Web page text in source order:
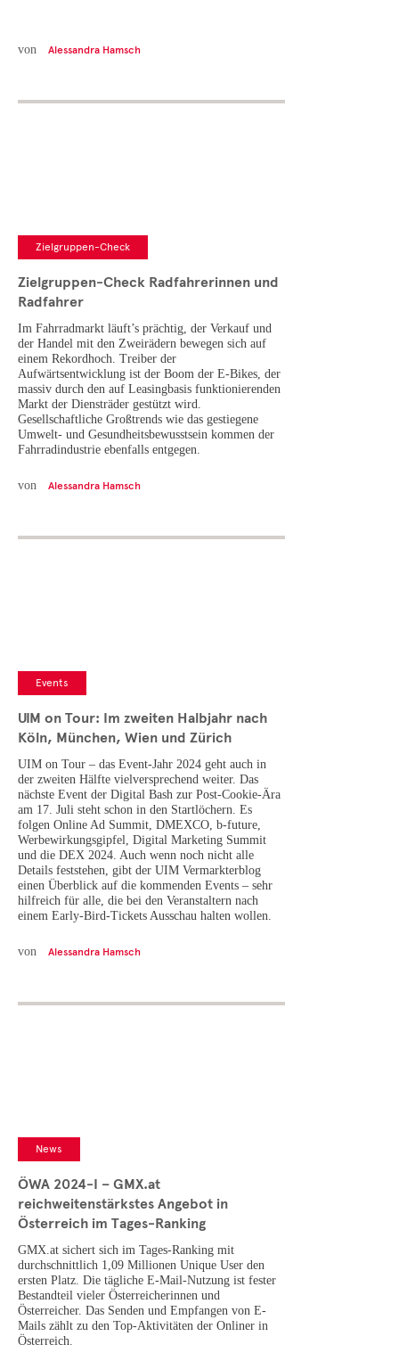
von Alessandra Hamsch
Zielgruppen-Check
Zielgruppen-Check Radfahrerinnen und
Radfahrer
Im Fahrradmarkt läuft’s prächtig, der Verkauf und
der Handel mit den Zweirädern bewegen sich auf
einem Rekordhoch. Treiber der
Aufwärtsentwicklung ist der Boom der E-Bikes, der
massiv durch den auf Leasingbasis funktionierenden
Markt der Diensträder gestützt wird.
Gesellschaftliche Großtrends wie das gestiegene
Umwelt- und Gesundheitsbewusstsein kommen der
Fahrradindustrie ebenfalls entgegen.
von Alessandra Hamsch
Events
UIM on Tour: Im zweiten Halbjahr nach
Köln, München, Wien und Zürich
UIM on Tour – das Event-Jahr 2024 geht auch in
der zweiten Hälfte vielversprechend weiter. Das
nächste Event der Digital Bash zur Post-Cookie-Ära
am 17. Juli steht schon in den Startlöchern. Es
folgen Online Ad Summit, DMEXCO, b-future,
Werbewirkungsgipfel, Digital Marketing Summit
und die DEX 2024. Auch wenn noch nicht alle
Details feststehen, gibt der UIM Vermarkterblog
einen Überblick auf die kommenden Events – sehr
hilfreich für alle, die bei den Veranstaltern nach
einem Early-Bird-Tickets Ausschau halten wollen.
von Alessandra Hamsch
News
ÖWA 2024-I – GMX.at
reichweitenstärkstes Angebot in
Österreich im Tages-Ranking
GMX.at sichert sich im Tages-Ranking mit
durchschnittlich 1,09 Millionen Unique User den
ersten Platz. Die tägliche E-Mail-Nutzung ist fester
Bestandteil vieler Österreicherinnen und
Österreicher. Das Senden und Empfangen von E-
Mails zählt zu den Top-Aktivitäten der Onliner in
Österreich.